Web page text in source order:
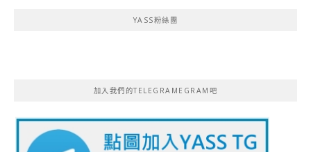
YASS粉絲團
加入我們的TELEGRAMEGRAM吧